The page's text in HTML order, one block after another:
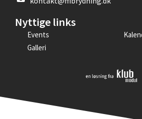
Nyttige links
Events
Galleri